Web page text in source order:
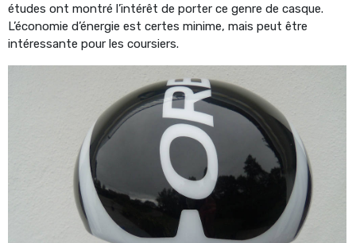
études ont montré l’intérêt de porter ce genre de casque.
L’économie d’énergie est certes minime, mais peut être
intéressante pour les coursiers.